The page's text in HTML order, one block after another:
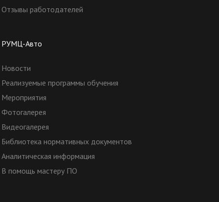
Отзывы работодателей
РУМЦ-Авто
Новости
Реализуемые программы обучения
Мероприятия
Фотогалерея
Видеогалерея
Библиотека нормативных документов
Аналитическая информация
В помощь мастеру ПО